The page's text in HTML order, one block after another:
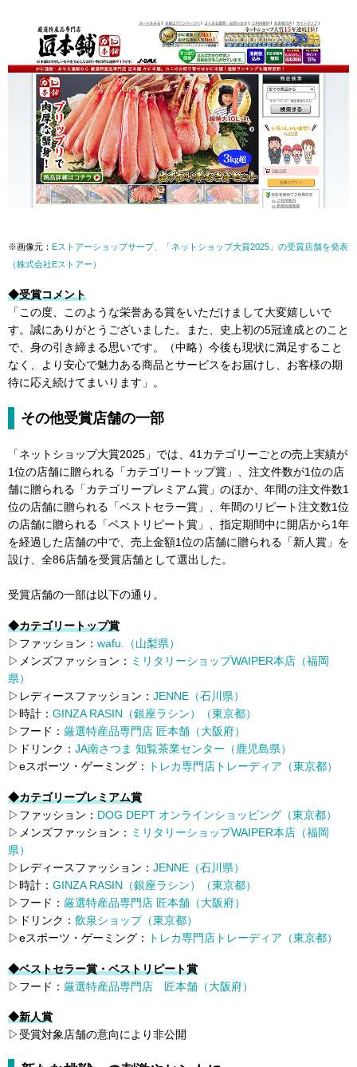
※画像元： Eストアーショップサーブ、「ネットショップ大賞2025」の受賞店舗を発表
（株式会社Eストアー）
◆受賞コメント
「この度、このような栄誉ある賞をいただけまして大変嬉しいで
す。誠にありがとうございました。また、史上初の5冠達成とのこと
で、身の引き締まる思いです。（中略）今後も現状に満足すること
なく、より安心で魅力ある商品とサービスをお届けし、お客様の期
待に応え続けてまいります」。
その他受賞店舗の一部
「ネットショップ大賞2025」では、41カテゴリーごとの売上実績が
1位の店舗に贈られる「カテゴリートップ賞」、注文件数が1位の店
舗に贈られる「カテゴリープレミアム賞」のほか、年間の注文件数1
位の店舗に贈られる「ベストセラー賞」、年間のリピート注文数1位
の店舗に贈られる「ベストリピート賞」、指定期間中に開店から1年
を経過した店舗の中で、売上金額1位の店舗に贈られる「新人賞」を
設け、全86店舗を受賞店舗として選出した。
受賞店舗の一部は以下の通り。
◆カテゴリートップ賞
▷ファッション： wafu.（山梨県）
▷メンズファッション： ミリタリーショップWAIPER本店（福岡
県）
▷レディースファッション： JENNE（石川県）
▷時計： GINZA RASIN（銀座ラシン）（東京都）
▷フード： 厳選特産品専門店 匠本舗（大阪府）
▷ドリンク： JA南さつま 知覧茶業センター（鹿児島県）
▷eスポーツ・ゲーミング：
トレカ専門店トレーディア（東京都）
◆カテゴリープレミアム賞
▷ファッション： DOG DEPT オンラインショッピング（東京都）
▷メンズファッション： ミリタリーショップWAIPER本店（福岡
県）
▷レディースファッション： JENNE（石川県）
▷時計： GINZA RASIN（銀座ラシン）（東京都）
▷フード： 厳選特産品専門店 匠本舗（大阪府）
▷ドリンク： 飲泉ショップ（東京都）
▷eスポーツ・ゲーミング：
トレカ専門店トレーディア（東京都）
◆ベストセラー賞・ベストリピート賞
▷フード： 厳選特産品専門店 匠本舗（大阪府）
◆新人賞
▷受賞対象店舗の意向により非公開